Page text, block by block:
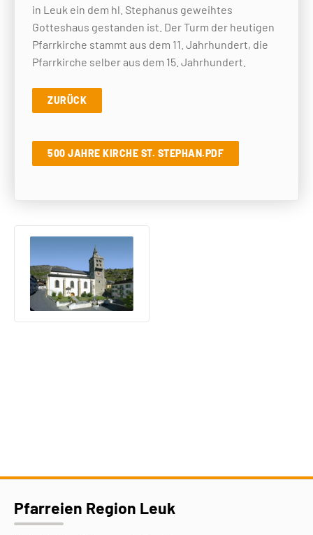
in Leuk ein dem hl. Stephanus geweihtes
Gotteshaus gestanden ist. Der Turm der heutigen
Pfarrkirche stammt aus dem 11. Jahrhundert, die
Pfarrkirche selber aus dem 15. Jahrhundert.
ZURÜCK
500 JAHRE KIRCHE ST. STEPHAN.PDF
Pfarreien Region Leuk